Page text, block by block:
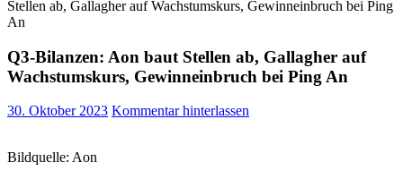
Stellen ab, Gallagher auf Wachstumskurs, Gewinneinbruch bei Ping
An
Q3-Bilanzen: Aon baut Stellen ab, Gallagher auf
Wachstumskurs, Gewinneinbruch bei Ping An
30. Oktober 2023 Kommentar hinterlassen
Bildquelle: Aon